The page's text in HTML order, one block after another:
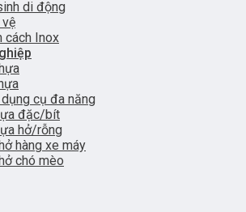
di động
cách Inox
dụng cụ đa năng
đặc/bít
hở/rỗng
hàng xe máy
chó mèo